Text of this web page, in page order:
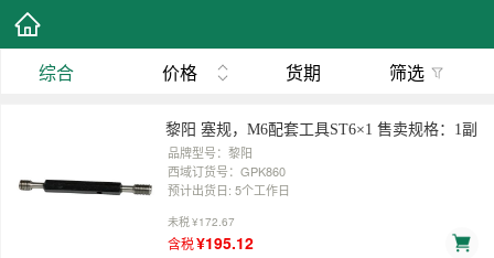
综合 价格 货期 筛选
黎阳 塞规，M6配套工具ST6×1 售卖规格：1副
品牌型号：黎阳
西域订货号：GPK860
预计出货日: 5个工作日
未税¥172.67
含税¥195.12